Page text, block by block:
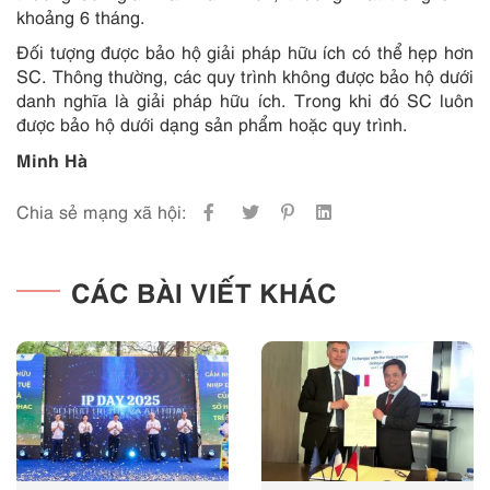
khoảng 6 tháng.
Đối tượng được bảo hộ giải pháp hữu ích có thể hẹp hơn
SC. Thông thường, các quy trình không được bảo hộ dưới
danh nghĩa là giải pháp hữu ích. Trong khi đó SC luôn
được bảo hộ dưới dạng sản phẩm hoặc quy trình.
Minh Hà
Chia sẻ mạng xã hội:
CÁC BÀI VIẾT KHÁC